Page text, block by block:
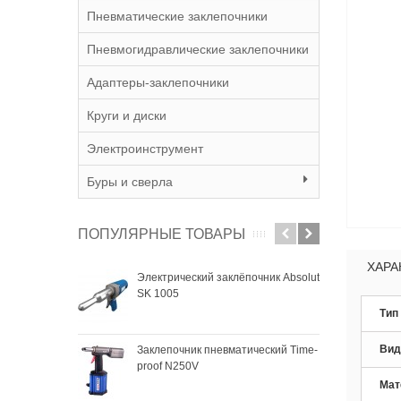
Пневматические заклепочники
Пневмогидравлические заклепочники
Адаптеры-заклепочники
Круги и диски
Электроинструмент
Буры и сверла
ПОПУЛЯРНЫЕ ТОВАРЫ
Электрический заклёпочник Absolut
SK 1005
Заклепочник пневматический Time-
proof N250V
Тип